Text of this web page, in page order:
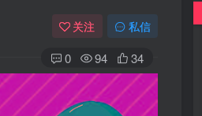
关注 私信
0 94 34